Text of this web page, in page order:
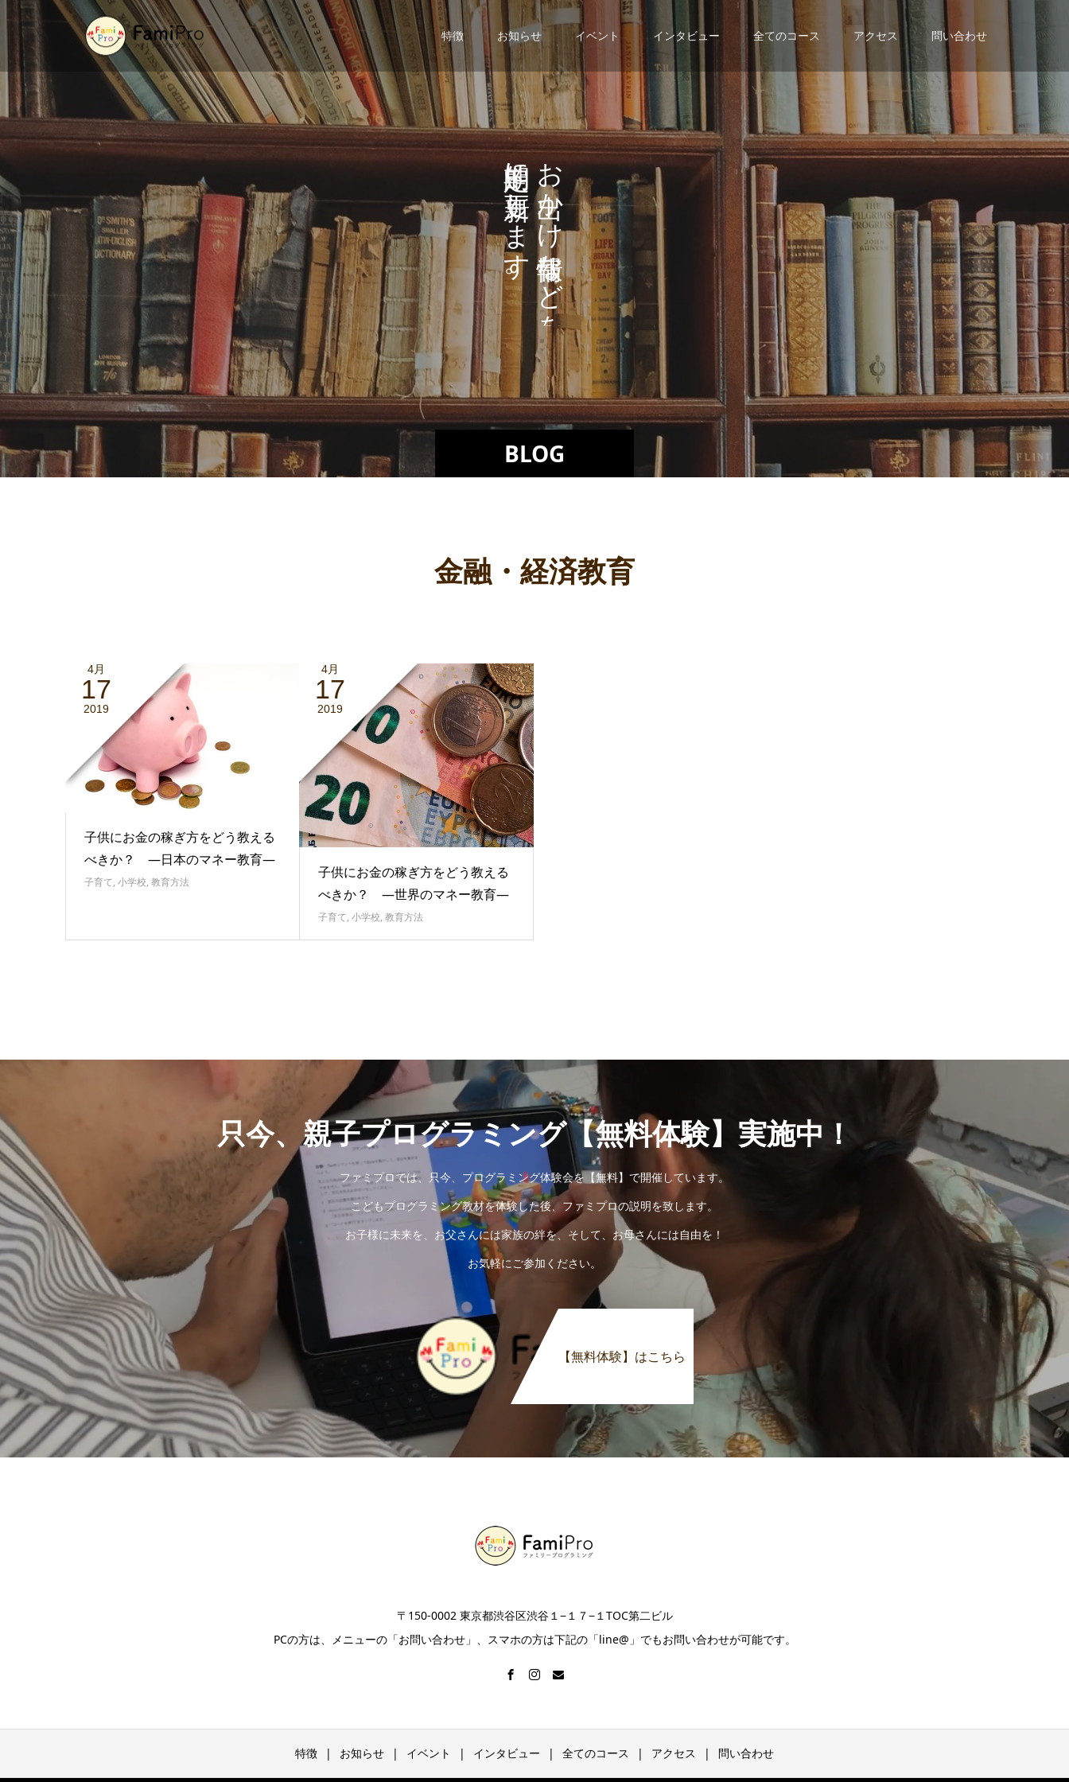
特徴 お知らせ イベント インタビュー 全てのコース アクセス 問い合わせ
BLOG
お
か
け
な
ど
を
に
し
ま
す
。
金融・経済教育
4月
17
2019
子供にお金の稼ぎ方をどう教える
べきか？ ―日本のマネー教育―
子育て, 小学校, 教育方法
4月
17
2019
子供にお金の稼ぎ方をどう教える
べきか？ ―世界のマネー教育―
子育て, 小学校, 教育方法
只今、親子プログラミング【無料体験】実施中！
ファミプロでは、只今、プログラミング体験会を【無料】で開催しています。
こどもプログラミング教材を体験した後、ファミプロの説明を致します。
お子様に未来を、お父さんには家族の絆を、そして、お母さんには自由を！
お気軽にご参加ください。
【無料体験】はこちら
〒150-0002 東京都渋谷区渋谷１−１７−１TOC第二ビル
PCの方は、メニューの「お問い合わせ」、スマホの方は下記の「line@」でもお問い合わせが可能です。
特徴 お知らせ イベント インタビュー 全てのコース アクセス 問い合わせ